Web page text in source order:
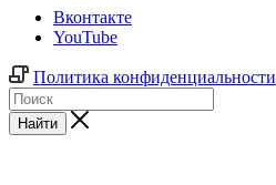
Вконтакте
YouTube
Политика конфиденциальности
Найти